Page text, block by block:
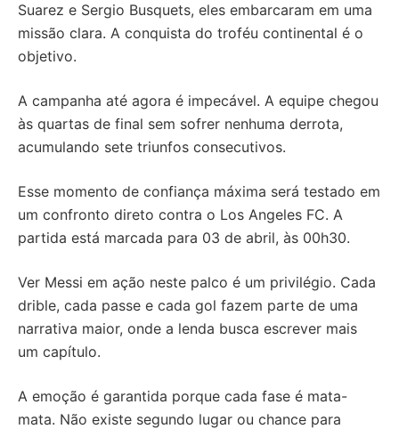
Suarez e Sergio Busquets, eles embarcaram em uma
missão clara. A conquista do troféu continental é o
objetivo.
A campanha até agora é impecável. A equipe chegou
às quartas de final sem sofrer nenhuma derrota,
acumulando sete triunfos consecutivos.
Esse momento de confiança máxima será testado em
um confronto direto contra o Los Angeles FC. A
partida está marcada para 03 de abril, às 00h30.
Ver Messi em ação neste palco é um privilégio. Cada
drible, cada passe e cada gol fazem parte de uma
narrativa maior, onde a lenda busca escrever mais
um capítulo.
A emoção é garantida porque cada fase é mata-
mata. Não existe segundo lugar ou chance para